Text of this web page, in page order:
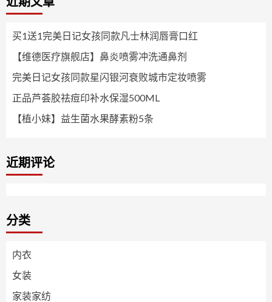
买1送1完美日记女孩同款凡士林润唇膏口红
【维德医疗旗舰店】鼻炎喷雾冲洗通鼻剂
完美日记女孩同款星闪银河衰败城市定妆喷雾
正品芦荟胶祛痘印补水保湿500ML
【植小妹】益生菌水果酵素粉5条
近期评论
分类
内衣
女装
家装家纺